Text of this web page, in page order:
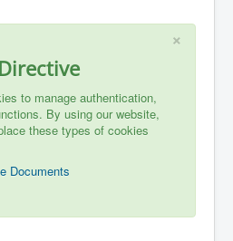
×
to manage authentication,
By using our website,
these types of cookies
Documents